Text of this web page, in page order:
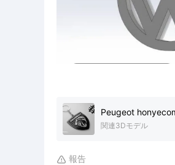
Peugeot
関連3Dモデル
 報告